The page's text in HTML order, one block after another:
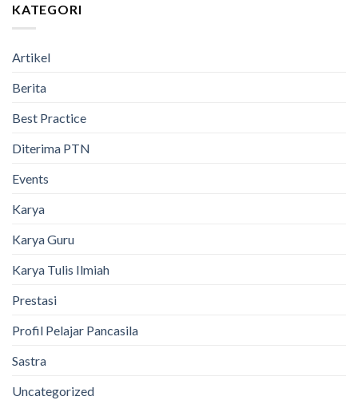
KATEGORI
Artikel
Berita
Best Practice
Diterima PTN
Events
Karya
Karya Guru
Karya Tulis Ilmiah
Prestasi
Profil Pelajar Pancasila
Sastra
Uncategorized